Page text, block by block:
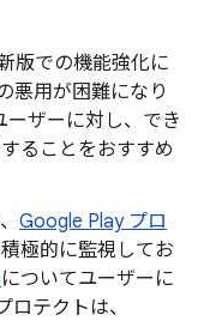
版での機能強化に
悪用が困難になり
ーザーに対し、でき
ることをおすすめ
Google Play プロ
極的に監視してお
についてユーザーに
テクトは、